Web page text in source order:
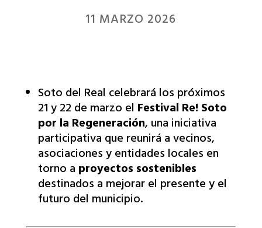
11 MARZO 2026
Soto del Real celebrará los próximos
21 y 22 de marzo el Festival Re! Soto
por la Regeneración, una iniciativa
participativa que reunirá a vecinos,
asociaciones y entidades locales en
torno a proyectos sostenibles
destinados a mejorar el presente y el
futuro del municipio.